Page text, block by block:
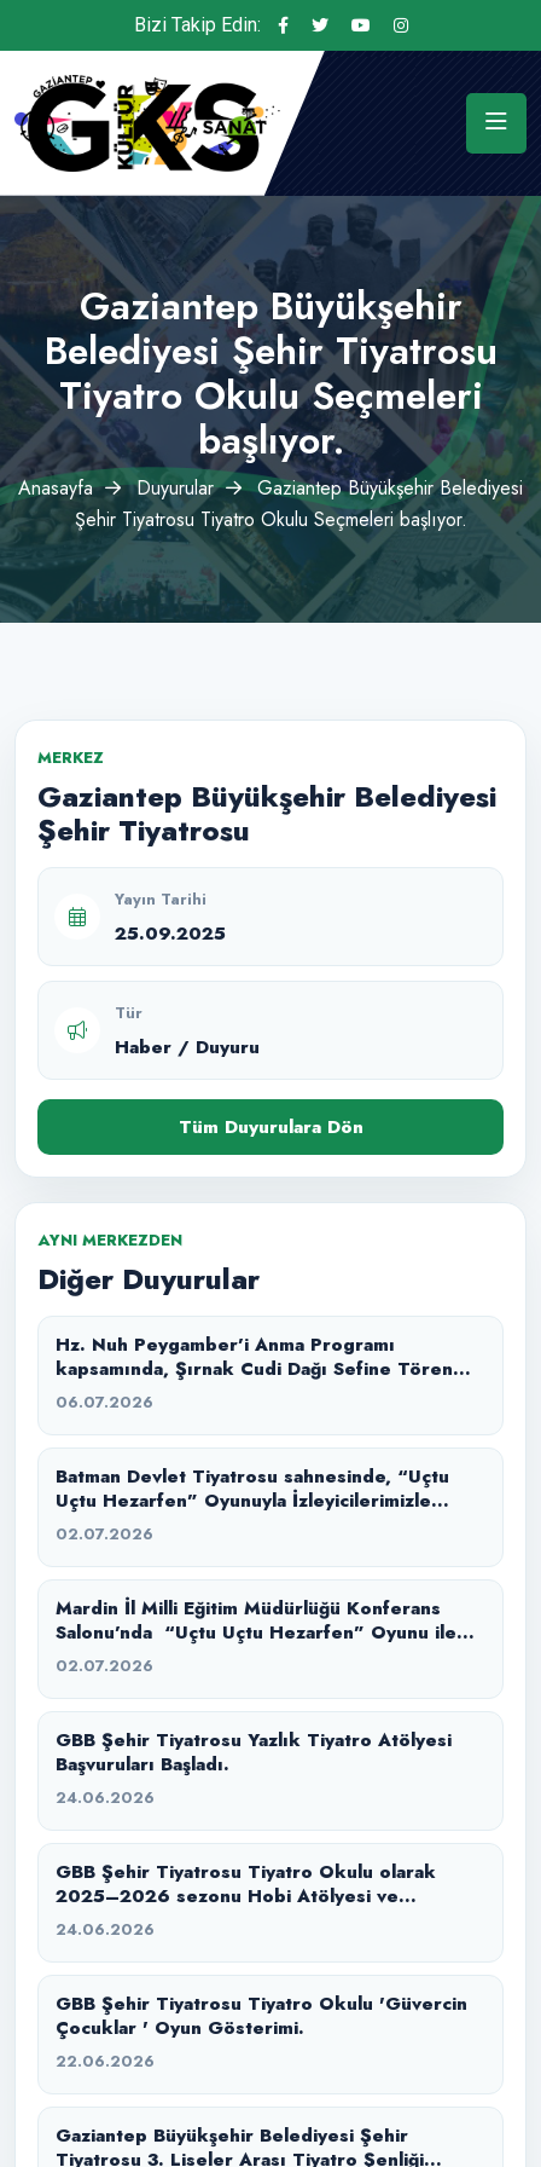
Bizi Takip Edin:
Gaziantep Büyükşehir
Belediyesi Şehir Tiyatrosu
Tiyatro Okulu Seçmeleri
başlıyor.
Anasayfa Duyurular
Gaziantep Büyükşehir Belediyesi
Şehir Tiyatrosu Tiyatro Okulu Seçmeleri başlıyor.
MERKEZ
Gaziantep Büyükşehir Belediyesi
Şehir Tiyatrosu
Yayın Tarihi
25.09.2025
Tür
Haber / Duyuru
Tüm Duyurulara Dön
AYNI MERKEZDEN
Diğer Duyurular
Hz. Nuh Peygamber’i Anma Programı
kapsamında, Şırnak Cudi Dağı Sefine Tören
Alanı’nda “Büyük Tufan” masal anlatımı ile
06.07.2026
Batman Devlet Tiyatrosu sahnesinde, “Uçtu
Uçtu Hezarfen” Oyunuyla İzleyicilerimizle
Buluştuk.
02.07.2026
Mardin İl Milli Eğitim Müdürlüğü Konferans
Salonu’nda “Uçtu Uçtu Hezarfen” Oyunu ile
İzleyicilerimizle Buluştuk.
02.07.2026
GBB Şehir Tiyatrosu Yazlık Tiyatro Atölyesi
Başvuruları Başladı.
24.06.2026
GBB Şehir Tiyatrosu Tiyatro Okulu olarak
2025–2026 sezonu Hobi Atölyesi ve
Konservatuvara Hazırlık eğitim sürecimizi
24.06.2026
GBB Şehir Tiyatrosu Tiyatro Okulu 'Güvercin
Çocuklar ' Oyun Gösterimi.
22.06.2026
Gaziantep Büyükşehir Belediyesi Şehir
Tiyatrosu 3. Liseler Arası Tiyatro Şenliği